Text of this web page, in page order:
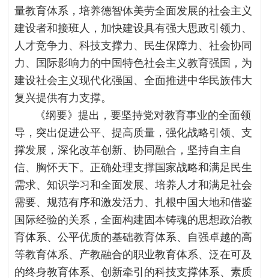
量教育体系，培养德智体美劳全面发展的社会主义
建设者和接班人，加快建设具有强大思政引领力、
人才竞争力、科技支撑力、民生保障力、社会协同
力、国际影响力的中国特色社会主义教育强国，为
建设社会主义现代化强国、全面推进中华民族伟大
复兴提供有力支撑。
《纲要》提出，要坚持党对教育事业的全面领
导，突出促进公平、提高质量，强化战略引领、支
撑发展，深化改革创新、协同融合，坚持自主自
信、胸怀天下。正确处理支撑国家战略和满足民生
需求、知识学习和全面发展、培养人才和满足社会
需要、规范有序和激发活力、扎根中国大地和借鉴
国际经验的关系，全面构建固本铸魂的思想政治教
育体系、公平优质的基础教育体系、自强卓越的高
等教育体系、产教融合的职业教育体系、泛在可及
的终身教育体系、创新牵引的科技支撑体系、素质